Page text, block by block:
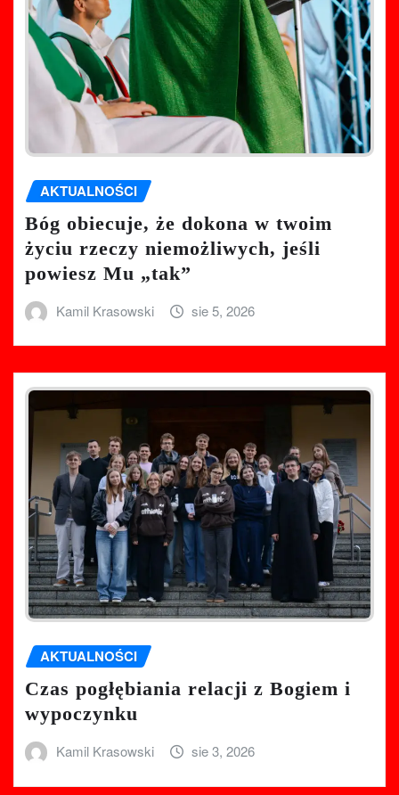
AKTUALNOŚCI
Bóg obiecuje, że dokona w twoim
życiu rzeczy niemożliwych, jeśli
powiesz Mu „tak”
Kamil Krasowski sie 5, 2026
AKTUALNOŚCI
Czas pogłębiania relacji z Bogiem i
wypoczynku
Kamil Krasowski sie 3, 2026